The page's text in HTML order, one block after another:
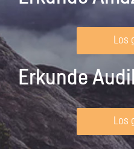
Los
Erkunde
Los